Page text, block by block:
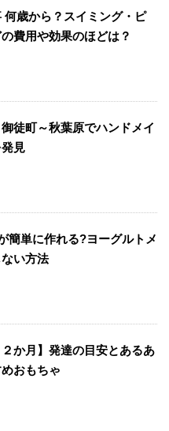
何歳から？スイミング・ピ
費用や効果のほどは？
徒町～秋葉原でハンドメイ
見
簡単に作れる?ヨーグルトメ
い方法
２か月】発達の目安とあるあ
おもちゃ